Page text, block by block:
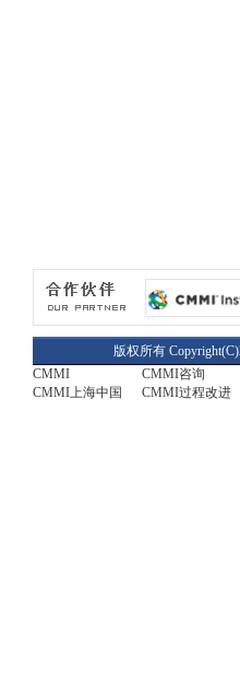
版权所有
CMMI
CMMI咨询
CMMI上海中国
CMMI过程改进